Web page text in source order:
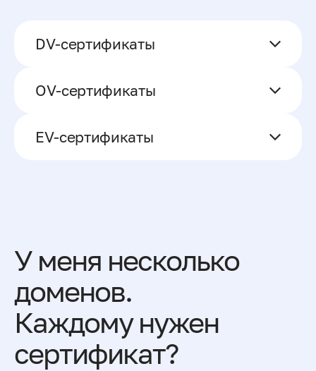
DV-сертификаты
ОV-сертификаты
ЕV-сертификаты
У меня несколько
доменов.
Каждому нужен
сертификат?